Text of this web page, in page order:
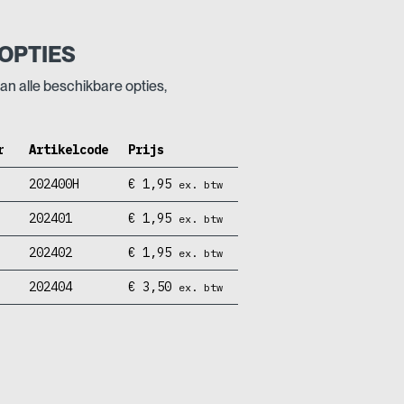
alle beschikbare opties,
Artikelcode Prijs
202400H € 1,95 ex. btw
202401 € 1,95 ex. btw
202402 € 1,95 ex. btw
202404 € 3,50 ex. btw